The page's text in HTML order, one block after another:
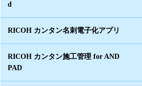
d
RICOH カンタン名刺電子化アプリ
RICOH カンタン施工管理 for AND
PAD